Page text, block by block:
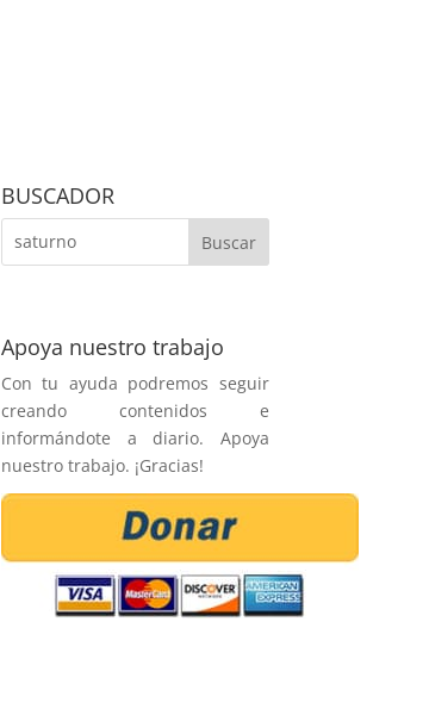
BUSCADOR
Apoya nuestro trabajo
Con tu ayuda podremos seguir
creando contenidos e
informándote a diario. Apoya
nuestro trabajo. ¡Gracias!